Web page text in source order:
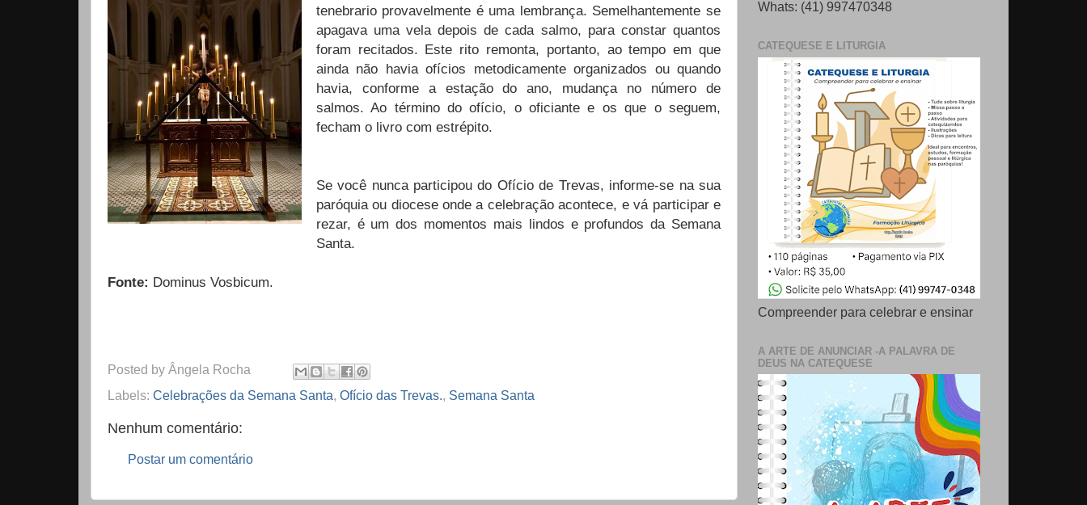
tenebrario provavelmente é uma lembrança. Semelhantemente se
apagava uma vela depois de cada salmo, para constar quantos
foram recitados. Este rito remonta, portanto, ao tempo em que
ainda não havia ofícios metodicamente organizados ou quando
havia, conforme a estação do ano, mudança no número de
salmos. Ao término do ofício, o oficiante e os que o seguem,
fecham o livro com estrépito.
Se você nunca participou do Ofício de Trevas, informe-se na sua
paróquia ou diocese onde a celebração acontece, e vá participar e
rezar, é um dos momentos mais lindos e profundos da Semana
Santa.
Fonte: Dominus Vosbicum.
Posted by Ângela Rocha
Labels: Celebrações da Semana Santa Ofício das Trevas. Semana Santa
Nenhum comentário:
Postar um comentário
Whats: (41) 997470348
CATEQUESE E LITURGIA
Compreender para celebrar e ensinar
A ARTE DE ANUNCIAR -A PALAVRA DE
DEUS NA CATEQUESE